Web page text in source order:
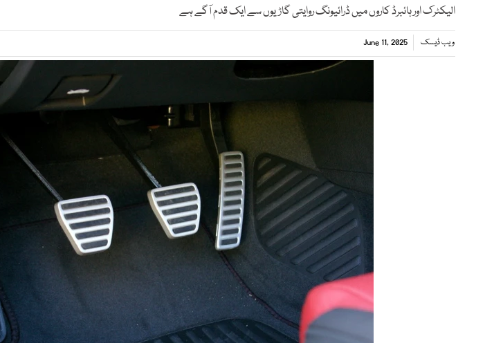
الیکٹرک اور ہائبرڈ کاروں میں ڈرائیونگ روایتی گاڑیوں سے ایک قدم آگے ہے
ویب ڈیسک June 11, 2025